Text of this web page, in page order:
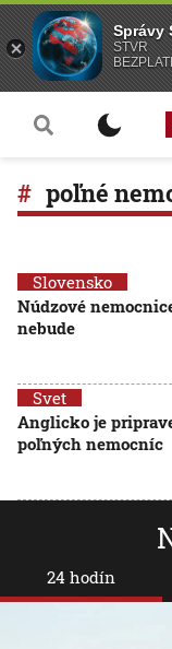
poľné
Slovensko
Núdzové
nebude
Svet
Anglicko je
poľných nemocníc
24 hodín
Správy
STVR